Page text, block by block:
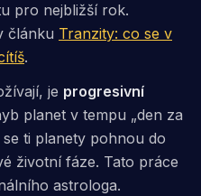
pro nejbližší rok.
článku Tranzity: co se v
.
je progresivní
planet v tempu „den za
ti planety pohnou do
životní fáze. Tato práce
astrologa.